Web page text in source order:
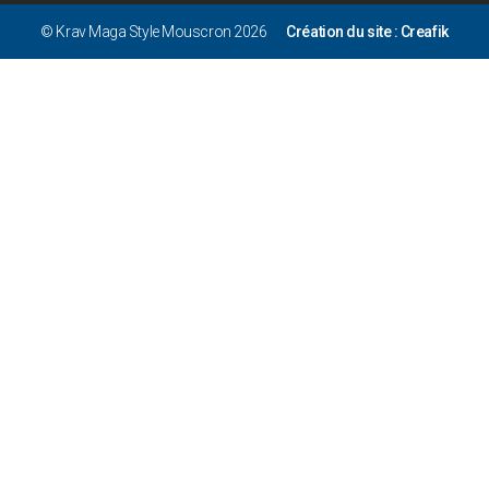
© Krav Maga Style Mouscron 2026 Création du site : Creafik